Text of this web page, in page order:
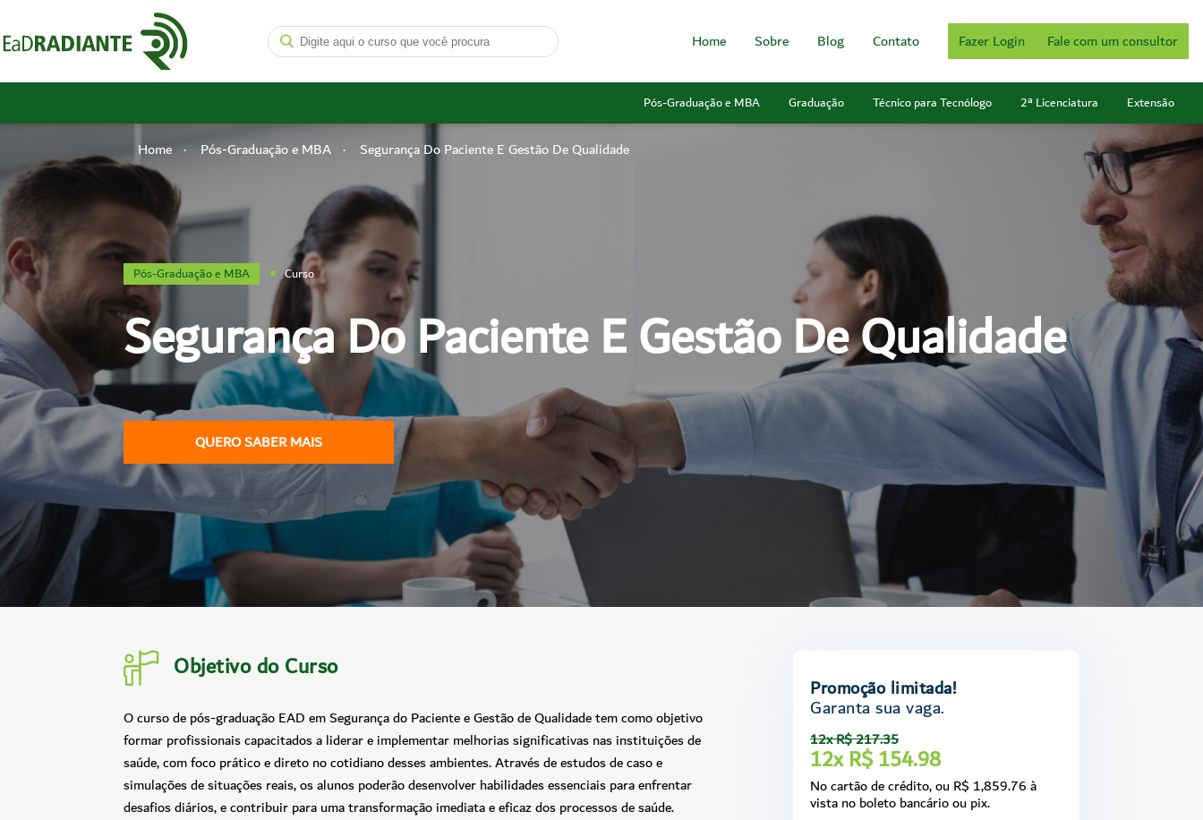
Home Sobre Blog Contato Fazer Login Fale com um consultor
Pós-Graduação e MBA Graduação Técnico para Tecnólogo 2ª Licenciatura Extensão
Home Pós-Graduação e MBA Segurança Do Paciente E Gestão De Qualidade
Pós-Graduação e MBA Curso
Segurança Do Paciente E Gestão De Qualidade
QUERO SABER MAIS
Objetivo do Curso
O curso de pós-graduação EAD em Segurança do Paciente e Gestão de Qualidade tem como objetivo
formar profissionais capacitados a liderar e implementar melhorias significativas nas instituições de
saúde, com foco prático e direto no cotidiano desses ambientes. Através de estudos de caso e
simulações de situações reais, os alunos poderão desenvolver habilidades essenciais para enfrentar
desafios diários, e contribuir para uma transformação imediata e eficaz dos processos de saúde.
Promoção limitada!
Garanta sua vaga.
12x R$ 217.35
12x R$ 154.98
No cartão de crédito, ou R$ 1,859.76 à
vista no boleto bancário ou pix.